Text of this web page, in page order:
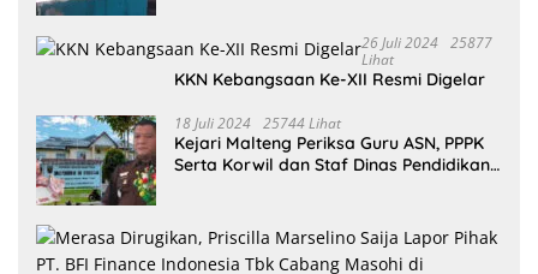
26 Juli 2024 25877
Lihat
KKN Kebangsaan Ke-XII Resmi Digelar
18 Juli 2024 25744 Lihat
Kejari Malteng Periksa Guru ASN, PPPK
Serta Korwil dan Staf Dinas Pendidikan